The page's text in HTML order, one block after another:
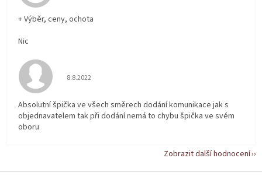
+ Výběr, ceny, ochota
Nic
Hodnocení obchodu je 5 z 5 hvězdiček.
8.8.2022
Absolutní špička ve všech směrech dodání komunikace jak s
objednavatelem tak při dodání nemá to chybu špička ve svém
oboru
Zobrazit další hodnocení
Z